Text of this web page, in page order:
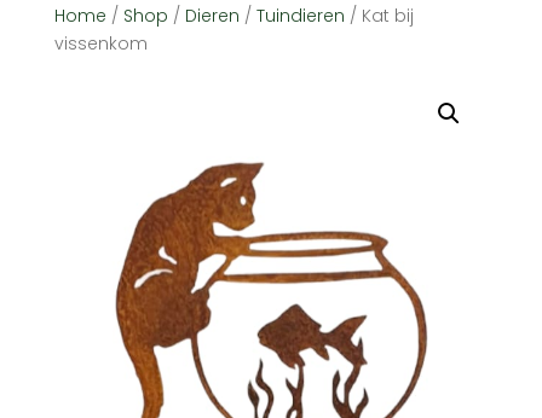
Home / Shop / Dieren / Tuindieren / Kat bij
vissenkom